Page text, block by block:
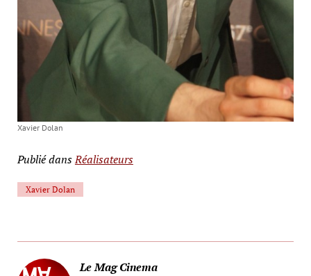
Xavier Dolan
Publié dansRéalisateurs
Xavier Dolan
Le Mag Cinema